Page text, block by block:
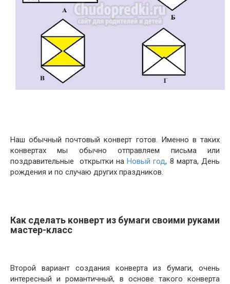
Наш обычный почтовый конверт готов. Именно в таких
конвертах мы обычно отправляем письма или
поздравительные открытки на Новый год, 8 марта, День
рождения и по случаю других праздников.
Как сделать конверт из бумаги своими руками
мастер-класс
Второй вариант создания конверта из бумаги, очень
интересный и романтичный, в основе такого конверта